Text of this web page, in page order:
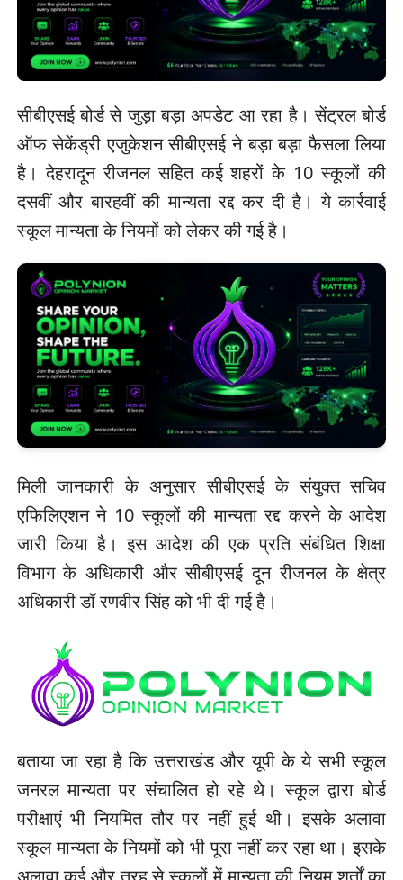
सीबीएसई बोर्ड से जुड़ा बड़ा अपडेट आ रहा है। सेंट्रल बोर्ड
ऑफ सेकेंड्री एजुकेशन सीबीएसई ने बड़ा बड़ा फैसला लिया
है। देहरादून रीजनल सहित कई शहरों के 10 स्कूलों की
दसवीं और बारहवीं की मान्यता रद्द कर दी है। ये कार्रवाई
स्कूल मान्यता के नियमों को लेकर की गई है।
मिली जानकारी के अनुसार सीबीएसई के संयुक्त सचिव
एफि‍लिएशन ने 10 स्कूलों की मान्यता रद्द करने के आदेश
जारी किया है। इस आदेश की एक प्रति संबंधित शिक्षा
विभाग के अधिकारी और सीबीएसई दून रीजनल के क्षेत्र
अधिकारी डॉ रणवीर सिंह को भी दी गई है।
बताया जा रहा है कि उत्तराखंड और यूपी के ये सभी स्कूल
जनरल मान्यता पर संचालित हो रहे थे। स्कूल द्वारा बोर्ड
परीक्षाएं भी नियमित तौर पर नहीं हुई थी। इसके अलावा
स्कूल मान्यता के नियमों को भी पूरा नहीं कर रहा था। इसके